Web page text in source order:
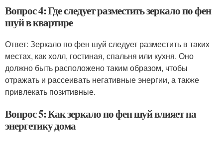
Вопрос 4: Где следует разместить зеркало по фен
шуй в квартире
Ответ: Зеркало по фен шуй следует разместить в таких
местах, как холл, гостиная, спальня или кухня. Оно
должно быть расположено таким образом, чтобы
отражать и рассеивать негативные энергии, а также
привлекать позитивные.
Вопрос 5: Как зеркало по фен шуй влияет на
энергетику дома